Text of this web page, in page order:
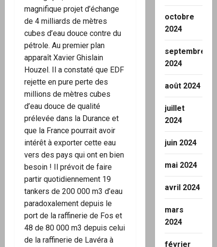
magnifique projet d’échange
de 4 milliards de mètres
cubes d’eau douce contre du
pétrole. Au premier plan
apparaît Xavier Ghislain
Houzel. Il a constaté que EDF
rejette en pure perte des
millions de mètres cubes
d’eau douce de qualité
prélevée dans la Durance et
que la France pourrait avoir
intérêt à exporter cette eau
vers des pays qui ont en bien
besoin ! Il prévoit de faire
partir quotidiennement 19
tankers de 200 000 m3 d’eau
paradoxalement depuis le
port de la raffinerie de Fos et
48 de 80 000 m3 depuis celui
de la raffinerie de Lavéra à
octobre
2024
septembre
2024
août 2024
juillet
2024
juin 2024
mai 2024
avril 2024
mars
2024
février